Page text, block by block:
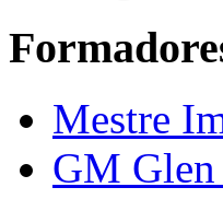
Mestre
GM